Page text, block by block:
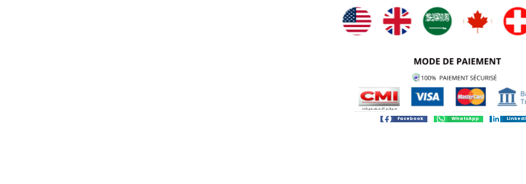
Facebook WhatsApp